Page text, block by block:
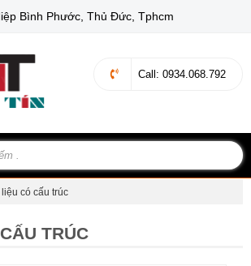
liệu có cấu trúc
TRÚC
Bình Phước, Thủ Đức, Tphcm
Call : 0934.068.792